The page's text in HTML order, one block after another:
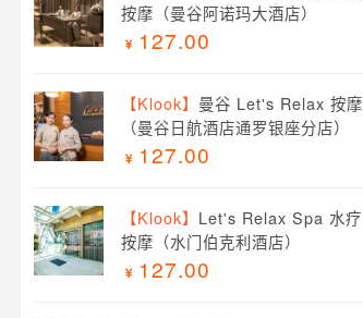
按摩（曼谷阿诺玛大酒店）
127.00
【Klook】 曼谷 Let's Relax 按摩
（曼谷日航酒店通罗银座分店）
127.00
【Klook】 Let's Relax Spa 水疗
按摩（水门伯克利酒店）
127.00